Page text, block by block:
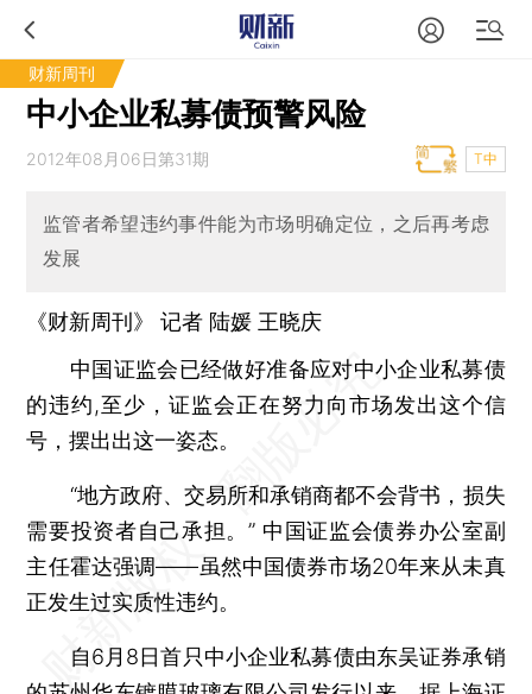
财新周刊
中小企业私募债预警风险
2012年08月06日第31期 T中
监管者希望违约事件能为市场明确定位，之后再考虑
发展
《财新周刊》 记者 陆媛 王晓庆
中国证监会已经做好准备应对中小企业私募债
的违约,至少，证监会正在努力向市场发出这个信
号，摆出出这一姿态。
“地方政府、交易所和承销商都不会背书，损失
需要投资者自己承担。” 中国证监会债券办公室副
主任霍达强调——虽然中国债券市场20年来从未真
正发生过实质性违约。
自6月8日首只中小企业私募债由东吴证券承销